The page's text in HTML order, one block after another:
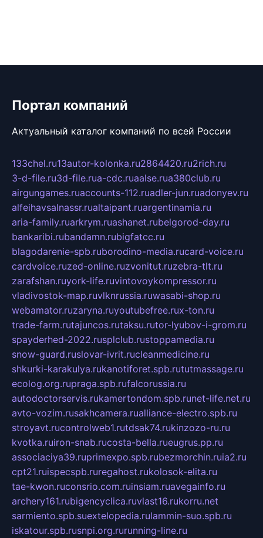
Портал компаний
Актуальный каталог компаний по всей России
133chel.ru13autor-kolonka.ru2864420.ru2rich.ru
3-d-file.ru3d-file.rua-cdc.ruaalse.rua380club.ru
airgungames.ruaccounts-112.ruadler-jun.ruadonyev.ru
alfeihavsalnassr.rualtaipant.ruargentinamia.ru
aria-family.ruarkrym.ruashanet.rubelgorod-day.ru
bankaribi.rubandamn.rubigfatcc.ru
blagodarenie-spb.ruborodino-media.rucard-voice.ru
cardvoice.ruzed-online.ruzvonitut.ruzebra-tlt.ru
zarafshan.ruyork-life.ruvintovoykompressor.ru
vladivostok-map.ruvlknrussia.ruwasabi-shop.ru
webamator.ruzaryna.ruyoutubefree.rux-ton.ru
trade-farm.rutajuncos.rutaksu.rutor-lyubov-i-grom.ru
spayderhed-2022.rusplclub.rustoppamedia.ru
snow-guard.ruslovar-ivrit.rucleanmedicine.ru
shkurki-karakulya.rukanotiforet.spb.rututmassage.ru
ecolog.org.rupraga.spb.rufalcorussia.ru
autodoctorservis.rukamertondom.spb.runet-life.net.ru
avto-vozim.rusakhcamera.rualliance-electro.spb.ru
stroyavt.rucontrolweb1.rutdsak74.rukinzozo-ru.ru
kvotka.ruiron-snab.rucosta-bella.rueugrus.pp.ru
associaciya39.ruprimexpo.spb.rubezmorchin.ruia2.ru
cpt21.ruispecspb.ruregahost.rukolosok-elita.ru
tae-kwon.ruconsrio.com.ruinsiam.ruavegainfo.ru
archery161.rubigencyclica.ruvlast16.rukorru.net
sarmiento.spb.suextelopedia.rulammin-suo.spb.ru
iskatour.spb.rusnpi.org.rurunning-line.ru